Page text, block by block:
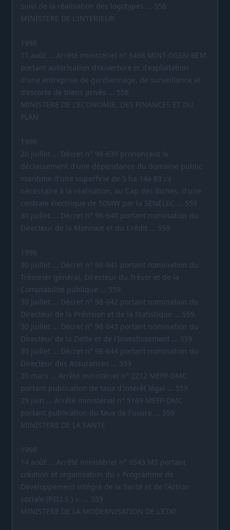
suivi de la réalisation des logotypes ... 558
MINISTERE DE L'INTERIEUR
1998
11 août ... Arrêté ministériel n° 6498 MINT-DGSN-BEM.
portant autorisation d'ouverture et d'exploitation
d'une entreprise de gardiennage, de surveillance et
d'escorte de biens privés ... 558
MINISTERE DE L'ECONOMIE, DES FINANCES ET DU
PLAN
1998
26 juillet ... Décret n° 98-639 prononçant le
déclassement d'une dépendance du domaine public
maritime d'une superficie de 5 ha 14a 83 ca
nécessaire à la réalisation, au Cap des Biches, d'une
centrale électrique de 50MW par la SENELEC ... 559
30 juillet ... Décret n° 98-640 portant nomination du
Directeur de la Monnaie et du Crédit ... 559
1998
30 juillet ... Décret n° 98-641 portant nomination du
Trésorier général, Directeur du Trésor et de la
Comptabilité publique ... 559
30 juillet ... Décret n° 98-642 portant nomination du
Directeur de la Prévision et de la Statistique ... 559
30 juillet ... Décret n° 98-643 portant nomination du
Directeur de la Dette et de l'Investissement ... 559
30 juillet ... Décret n° 98-644 portant nomination du
Directeur des Assurances ... 559
20 mars ... Arrêté ministériel n° 2212 MEFP-DMC
portant publication de taux d'intérêt légal ... 559
29 juin ... Arrêté ministériel n° 5169 MEFP-DMC
portant publication du taux de l'usure ... 559
MINISTERE DE LA SANTE
1998
14 août ... Arrêté ministériel n° 6543 MS portant
création et organisation du « Programme de
Développement intégré de la Santé et de l'Action
sociale (P.D.I.S.) ». ... 559
MINISTERE DE LA MODERNISATION DE L'ETAT